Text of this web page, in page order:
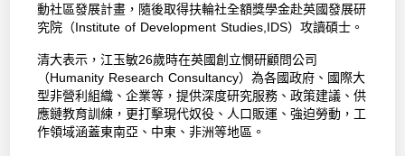
動社區發展計畫，隨後取得扶輪社全額獎學金赴英國發展研
究院（Institute of Development Studies,IDS）攻讀碩士。
清大表示，江玉敏26歲時在英國創立憫研顧問公司
（Humanity Research Consultancy）為各國政府、國際大
型非營利組織、企業等，提供深度研究服務、政策建議、供
應鏈教育訓練，更打擊現代奴役、人口販運、強迫勞動，工
作領域涵蓋東南亞、中東、非洲等地區。